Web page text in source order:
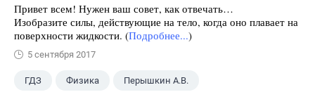
Привет всем! Нужен ваш совет, как отвечать…
Изобразите силы, действующие на тело, когда оно плавает на
поверхности жидкости. (Подробнее...)
5 сентября 2017
ГДЗ Физика Перышкин А.В.